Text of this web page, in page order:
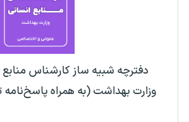
دفترچه شبیه ساز کارشناس منابع
وزارت بهداشت (به همراه